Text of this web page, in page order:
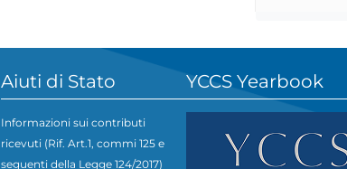
Aiuti di Stato
Informazioni sui contributi
ricevuti (Rif. Art.1, commi 125 e
seguenti della Legge 124/2017)
YCCS Yearbook